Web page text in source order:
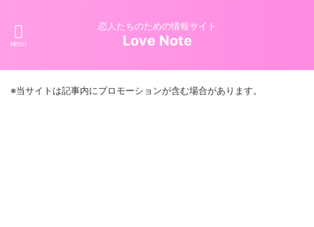
恋人たちのための情報サイト
Love Note
※当サイトは記事内にプロモーションが含む場合があります。